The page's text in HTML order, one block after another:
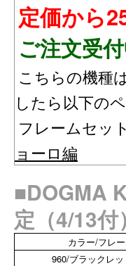
定価から
ご注文受付
こちらの機種
したら以下の
フレームセッ
ョーロ編
■DOGMA
定（4/13付）
カラー/フレ
960/ブラックレッ